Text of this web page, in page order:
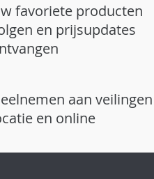
favoriete producten
en prijsupdates
aan
en online